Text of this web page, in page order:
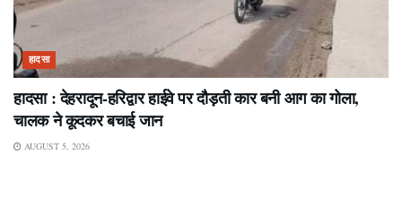
हादसा
हादसा : देहरादून-हरिद्वार हाईवे पर दौड़ती कार बनी आग का गोला,
चालक ने कूदकर बचाई जान
AUGUST 5, 2026